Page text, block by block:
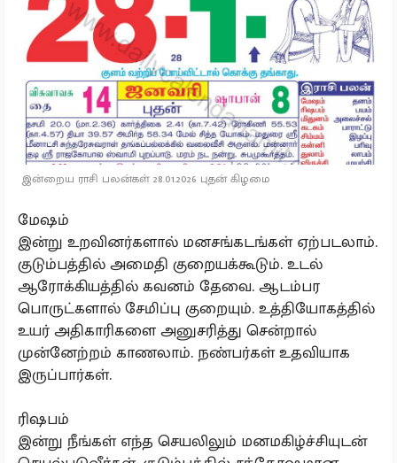
இன்றைய ராசி பலன்கள் 28.01.2026 புதன் கிழமை
மேஷம்
இன்று உறவினர்களால் மனசங்கடங்கள் ஏற்படலாம்.
குடும்பத்தில் அமைதி குறையக்கூடும். உடல்
ஆரோக்கியத்தில் கவனம் தேவை. ஆடம்பர
பொருட்களால் சேமிப்பு குறையும். உத்தியோகத்தில்
உயர் அதிகாரிகளை அனுசரித்து சென்றால்
முன்னேற்றம் காணலாம். நண்பர்கள் உதவியாக
இருப்பார்கள்.
ரிஷபம்
இன்று நீங்கள் எந்த செயலிலும் மனமகிழ்ச்சியுடன்